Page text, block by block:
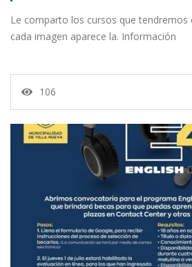
Le comparto los cursos que tendremos
cada imagen aparece la. Información
106